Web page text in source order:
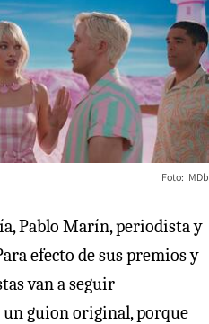
Foto: IMDb
Pablo Marín, periodista y
efecto de sus premios y
van a seguir
un guion original, porque